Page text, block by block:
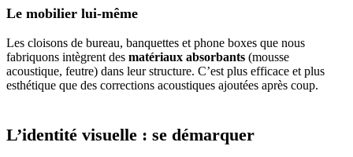
Le mobilier lui-même
Les cloisons de bureau, banquettes et phone boxes que nous
fabriquons intègrent des matériaux absorbants (mousse
acoustique, feutre) dans leur structure. C’est plus efficace et plus
esthétique que des corrections acoustiques ajoutées après coup.
L’identité visuelle : se démarquer